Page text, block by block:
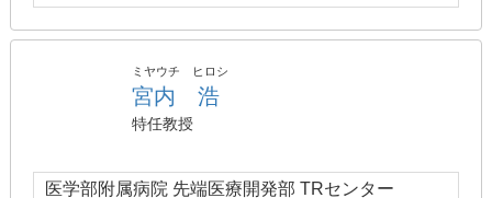
ミヤウチ ヒロシ
宮内 浩
特任教授
医学部附属病院 先端医療開発部 TRセンター